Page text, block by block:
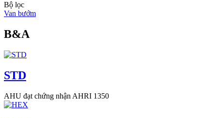
Bộ lọc
Van bướm
B&A
STD
AHU đạt chứng nhận AHRI 1350